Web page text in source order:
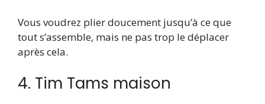
Vous voudrez plier doucement jusqu’à ce que
tout s’assemble, mais ne pas trop le déplacer
après cela.
4. Tim Tams maison